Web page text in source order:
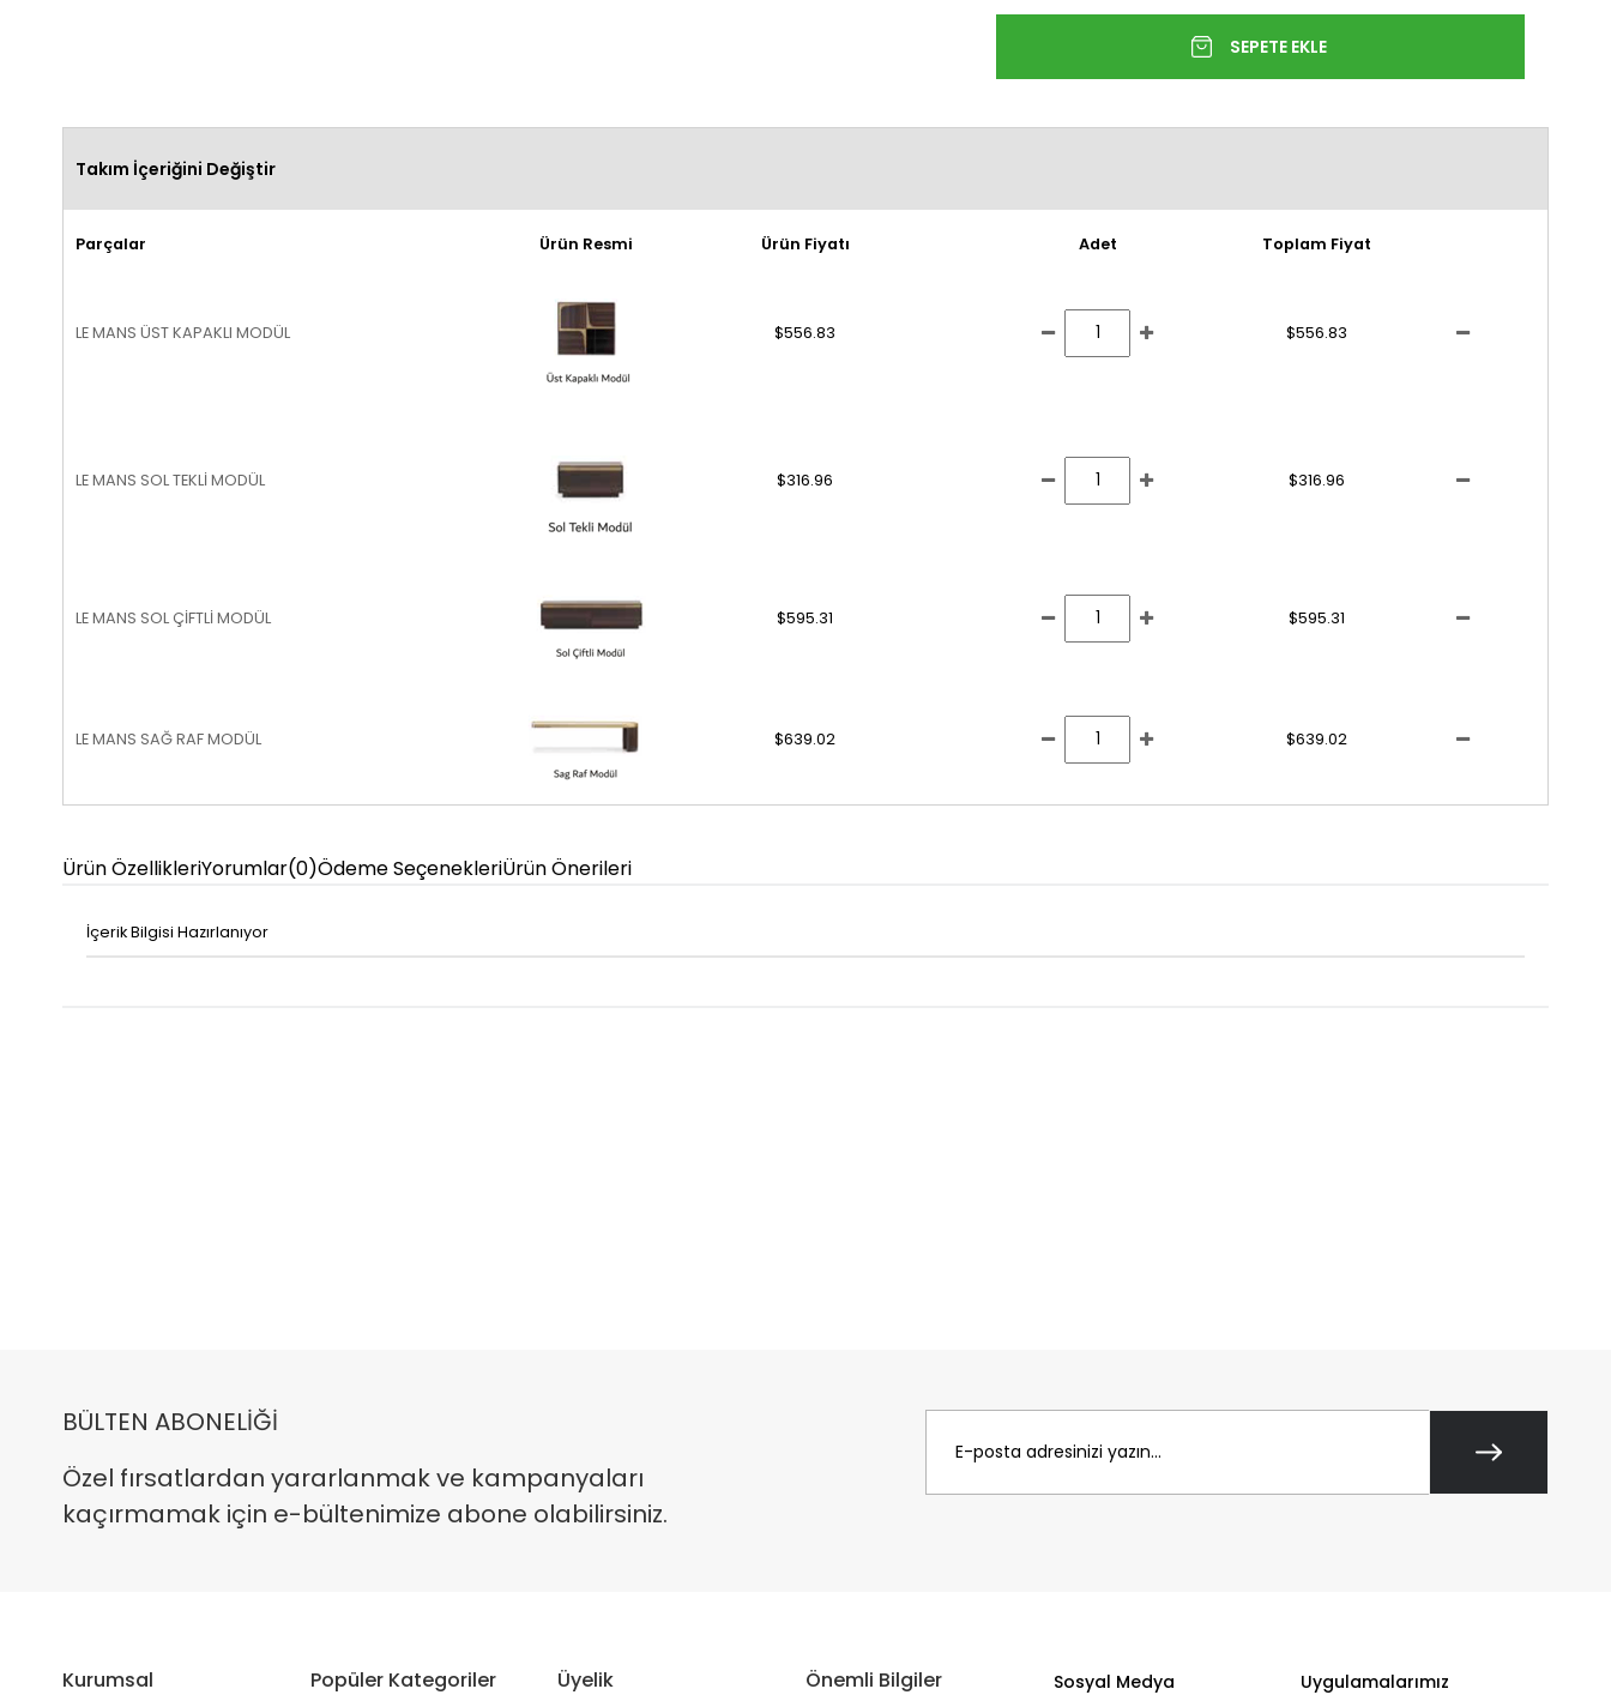
Takım İçeriğini Değiştir
Parçalar Ürün Resmi Ürün Fiyatı Adet Toplam Fiyat
LE MANS ÜST KAPAKLI MODÜL $556.83 $556.83
LE MANS SOL TEKLİ MODÜL $316.96 $316.96
LE MANS SOL ÇİFTLİ MODÜL $595.31 $595.31
LE MANS SAĞ RAF MODÜL $639.02 $639.02
Ürün ÖzellikleriYorumlar(0)Ödeme SeçenekleriÜrün Önerileri
İçerik Bilgisi Hazırlanıyor
BÜLTEN ABONELİĞİ
Özel fırsatlardan yararlanmak ve kampanyaları
kaçırmamak için e-bültenimize abone olabilirsiniz.
Kurumsal Popüler Kategoriler Üyelik Önemli Bilgiler Sosyal Medya Uygulamalarımız